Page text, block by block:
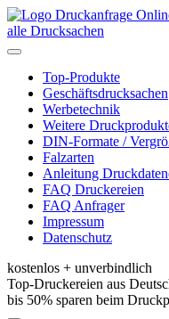
alle Drucksachen
Toggle
navigationTop-Produkte
Geschäftsdrucksachen
Werbetechnik
Weitere
DIN-Formate /
Falzarten
Anleitung
FAQ Druckereien
FAQ Anfrager
Impressum
Datenschutz
kostenlos + unverbindlich
Top-Druckereien aus
bis 50% sparen beim